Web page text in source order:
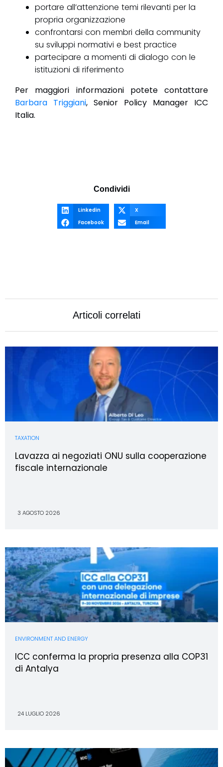
portare all’attenzione temi rilevanti per la
propria organizzazione
confrontarsi con membri della community
su sviluppi normativi e best practice
partecipare a momenti di dialogo con le
istituzioni di riferimento
Per maggiori informazioni potete contattare
Barbara Triggiani, Senior Policy Manager ICC
Italia.
Condividi
Linkedin
X
Facebook
Email
Articoli correlati
TAXATION
Lavazza ai negoziati ONU sulla cooperazione
fiscale internazionale
3 AGOSTO 2026
ENVIRONMENT AND ENERGY
ICC conferma la propria presenza alla COP31
di Antalya
24 LUGLIO 2026